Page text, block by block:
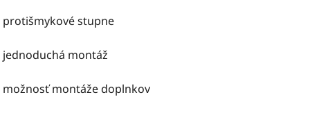
protišmykové stupne
jednoduchá montáž
možnosť montáže doplnkov